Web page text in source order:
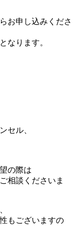
お申し込みくださ
なります。
セル、
の際は
相談くださいま
もございますの